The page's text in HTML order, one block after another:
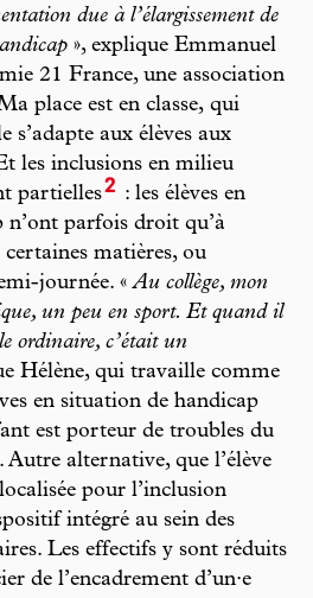
due à l’élargissement de
», explique Emmanuel
21 France, une association
place est en classe, qui
s’adapte aux élèves aux
les inclusions en milieu
partielles2 : les élèves en
parfois droit qu’à
certaines matières, ou
journée. «Au collège, mon
un peu en sport. Et quand il
ordinaire, c’était un
Hélène, qui travaille comme
en situation de handicap
est porteur de troubles du
alternative, que l’élève
pour l’inclusion
intégré au sein des
Les effectifs y sont réduits
de l’encadrement d’un·e